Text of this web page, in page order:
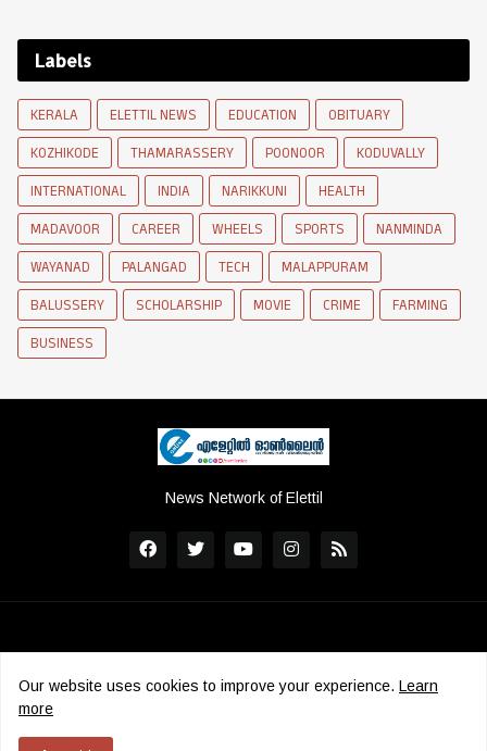
Labels
KERALA ELETTIL NEWS EDUCATION
OBITUARY
KOZHIKODE
THAMARASSERY POONOOR
KODUVALLY
INTERNATIONAL
INDIA NARIKKUNI
HEALTH
MADAVOOR
CAREER WHEELS SPORTS
NANMINDA
WAYANAD
PALANGAD TECH
MALAPPURAM
BALUSSERY
SCHOLARSHIP MOVIE CRIME
FARMING
BUSINESS
News Network of Elettil
Our website uses cookies to improve your experience. Learn
more